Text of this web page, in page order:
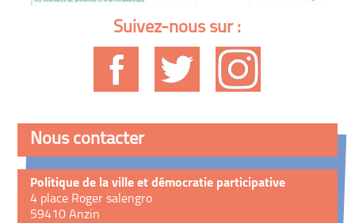
Suivez-nous sur :
Nous contacter
Politique de la ville et démocratie participative
4 place Roger salengro
59410 Anzin